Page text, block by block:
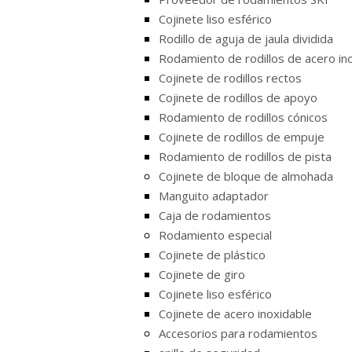
Cojinete liso esférico
Rodillo de aguja de jaula dividida
Rodamiento de rodillos de acero
Cojinete de rodillos rectos
Cojinete de rodillos de apoyo
Rodamiento de rodillos cónicos
Cojinete de rodillos de empuje
Rodamiento de rodillos de pista
Cojinete de bloque de almohada
Manguito adaptador
Caja de rodamientos
Rodamiento especial
Cojinete de plástico
Cojinete de giro
Cojinete liso esférico
Cojinete de acero inoxidable
Accesorios para rodamientos